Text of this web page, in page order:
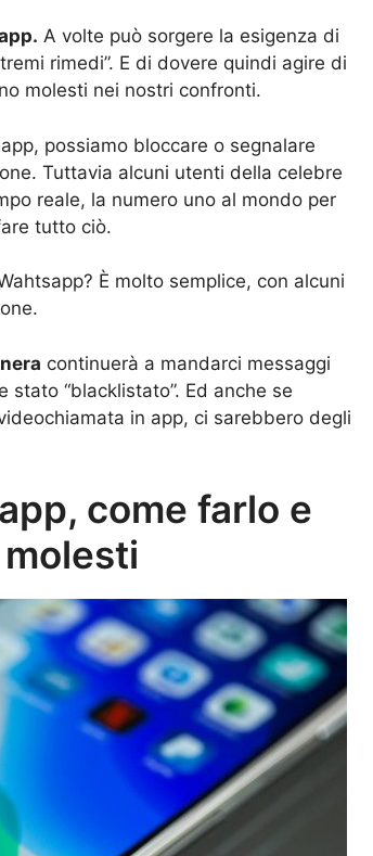
A volte può sorgere la esigenza di
rimedi”. E di dovere quindi agire di
molesti nei nostri confronti.
possiamo bloccare o segnalare
Tuttavia alcuni utenti della celebre
reale, la numero uno al mondo per
tutto ciò.
È molto semplice, con alcuni
continuerà a mandarci messaggi
“blacklistato”. Ed anche se
in app, ci sarebbero degli
come farlo e